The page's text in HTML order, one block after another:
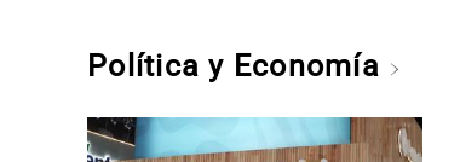
Política y Economía